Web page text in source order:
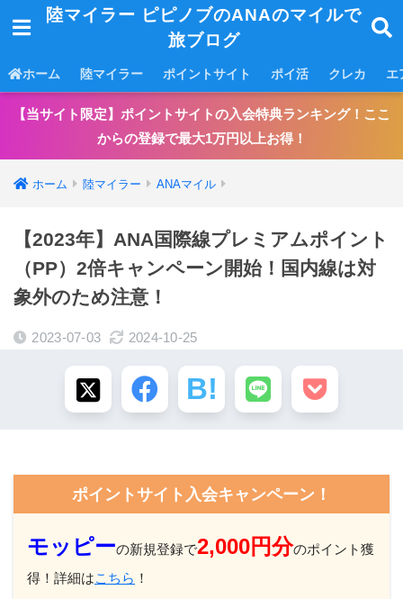
陸マイラー ピピノブのANAのマイルで
旅ブログ
ホーム 陸マイラー ポイントサイト ポイ活 クレカ エ
【当サイト限定】ポイントサイトの入会特典ランキング！ここ
からの登録で最大1万円以上お得！
ホーム 陸マイラー ANAマイル
【2023年】ANA国際線プレミアムポイント
（PP）2倍キャンペーン開始！国内線は対
象外のため注意！
2023-07-03 2024-10-25
ポイントサイト入会キャンペーン！
モッピーの新規登録で2,000円分のポイント獲
得！詳細はこちら ！